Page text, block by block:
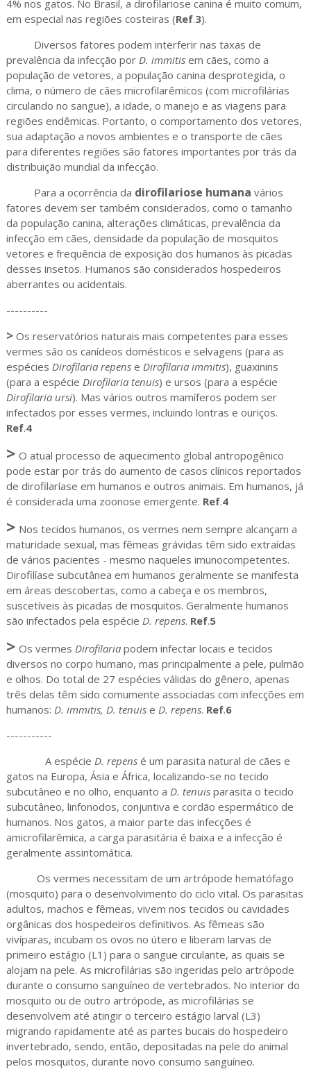
4% nos gatos. No Brasil, a dirofilariose canina é muito comum,
em especial nas regiões costeiras (Ref.3).
Diversos fatores podem interferir nas taxas de
prevalência da infecção por D. immitisem cães, como a
população de vetores, a população canina desprotegida, o
clima, o número de cães microfilarêmicos (com microfilárias
circulando no sangue), a idade, o manejo e as viagens para
regiões endêmicas. Portanto, o comportamento dos vetores,
sua adaptação a novos ambientes e o transporte de cães
para diferentes regiões são fatores importantes por trás da
distribuição mundial da infecção.
Para a ocorrência da dirofilariose humana vários
fatores devem ser também considerados, como o tamanho
da população canina, alterações climáticas, prevalência da
infecção em cães, densidade da população de mosquitos
vetores e frequência de exposição dos humanos às picadas
desses insetos. Humanos são considerados hospedeiros
aberrantes ou acidentais.
----------
>Os reservatórios naturais mais competentes para esses
vermes são os canídeos domésticos e selvagens (para as
espécies Dirofilaria repense Dirofilaria immitis), guaxinins
(para a espécie Dirofilaria tenuis) e ursos (para a espécie
Dirofilaria ursi). Mas vários outros mamíferos podem ser
infectados por esses vermes, incluindo lontras e ouriços.
Ref.4
> O atual processo de aquecimento global antropogênico
pode estar por trás do aumento de casos clínicos reportados
de dirofilaríase em humanos e outros animais. Em humanos, já
é considerada uma zoonose emergente. Ref.4
> Nos tecidos humanos, os vermes nem sempre alcançam a
maturidade sexual, mas fêmeas grávidas têm sido extraídas
de vários pacientes - mesmo naqueles imunocompetentes.
Dirofilíase subcutânea em humanos geralmente se manifesta
em áreas descobertas, como a cabeça e os membros,
suscetíveis às picadas de mosquitos. Geralmente humanos
são infectados pela espécie D. repens. Ref.5
> Os vermes Dirofilariapodem infectar locais e tecidos
diversos no corpo humano, mas principalmente a pele, pulmão
e olhos. Do total de 27 espécies válidas do gênero, apenas
três delas têm sido comumente associadas com infecções em
humanos: D. immitis, D. tenuise D. repens. Ref.6
-----------
A espécie D. repensé um parasita natural de cães e
gatos na Europa, Ásia e África, localizando-se no tecido
subcutâneo e no olho, enquanto a D. tenuisparasita o tecido
subcutâneo, linfonodos, conjuntiva e cordão espermático de
humanos. Nos gatos, a maior parte das infecções é
amicrofilarêmica, a carga parasitária é baixa e a infecção é
geralmente assintomática.
Os vermes necessitam de um artrópode hematófago
(mosquito) para o desenvolvimento do ciclo vital. Os parasitas
adultos, machos e fêmeas, vivem nos tecidos ou cavidades
orgânicas dos hospedeiros definitivos. As fêmeas são
vivíparas, incubam os ovos no útero e liberam larvas de
primeiro estágio (L1) para o sangue circulante, as quais se
alojam na pele. As microfilárias são ingeridas pelo artrópode
durante o consumo sanguíneo de vertebrados. No interior do
mosquito ou de outro artrópode, as microfilárias se
desenvolvem até atingir o terceiro estágio larval (L3)
migrando rapidamente até as partes bucais do hospedeiro
invertebrado, sendo, então, depositadas na pele do animal
pelos mosquitos, durante novo consumo sanguíneo.